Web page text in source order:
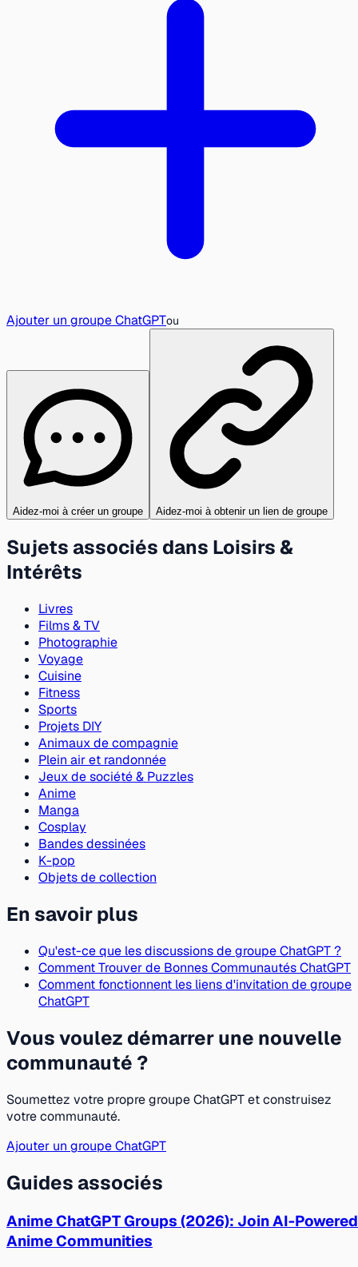
Ajouter un groupe ChatGPTou
Aidez-moi à créer un groupe Aidez-moi à obtenir un lien de groupe
Sujets associés dans Loisirs &
Intérêts
Livres
Films & TV
Photographie
Voyage
Cuisine
Fitness
Sports
Projets DIY
Animaux de compagnie
Plein air et randonnée
Jeux de société & Puzzles
Anime
Manga
Cosplay
Bandes dessinées
K-pop
Objets de collection
En savoir plus
Qu'est-ce que les discussions de groupe ChatGPT ?
Comment Trouver de Bonnes Communautés ChatGPT
Comment fonctionnent les liens d'invitation de groupe
ChatGPT
Vous voulez démarrer une nouvelle
communauté ?
Soumettez votre propre groupe ChatGPT et construisez
votre communauté.
Ajouter un groupe ChatGPT
Guides associés
Anime ChatGPT Groups (2026): Join AI-Powered
Anime Communities